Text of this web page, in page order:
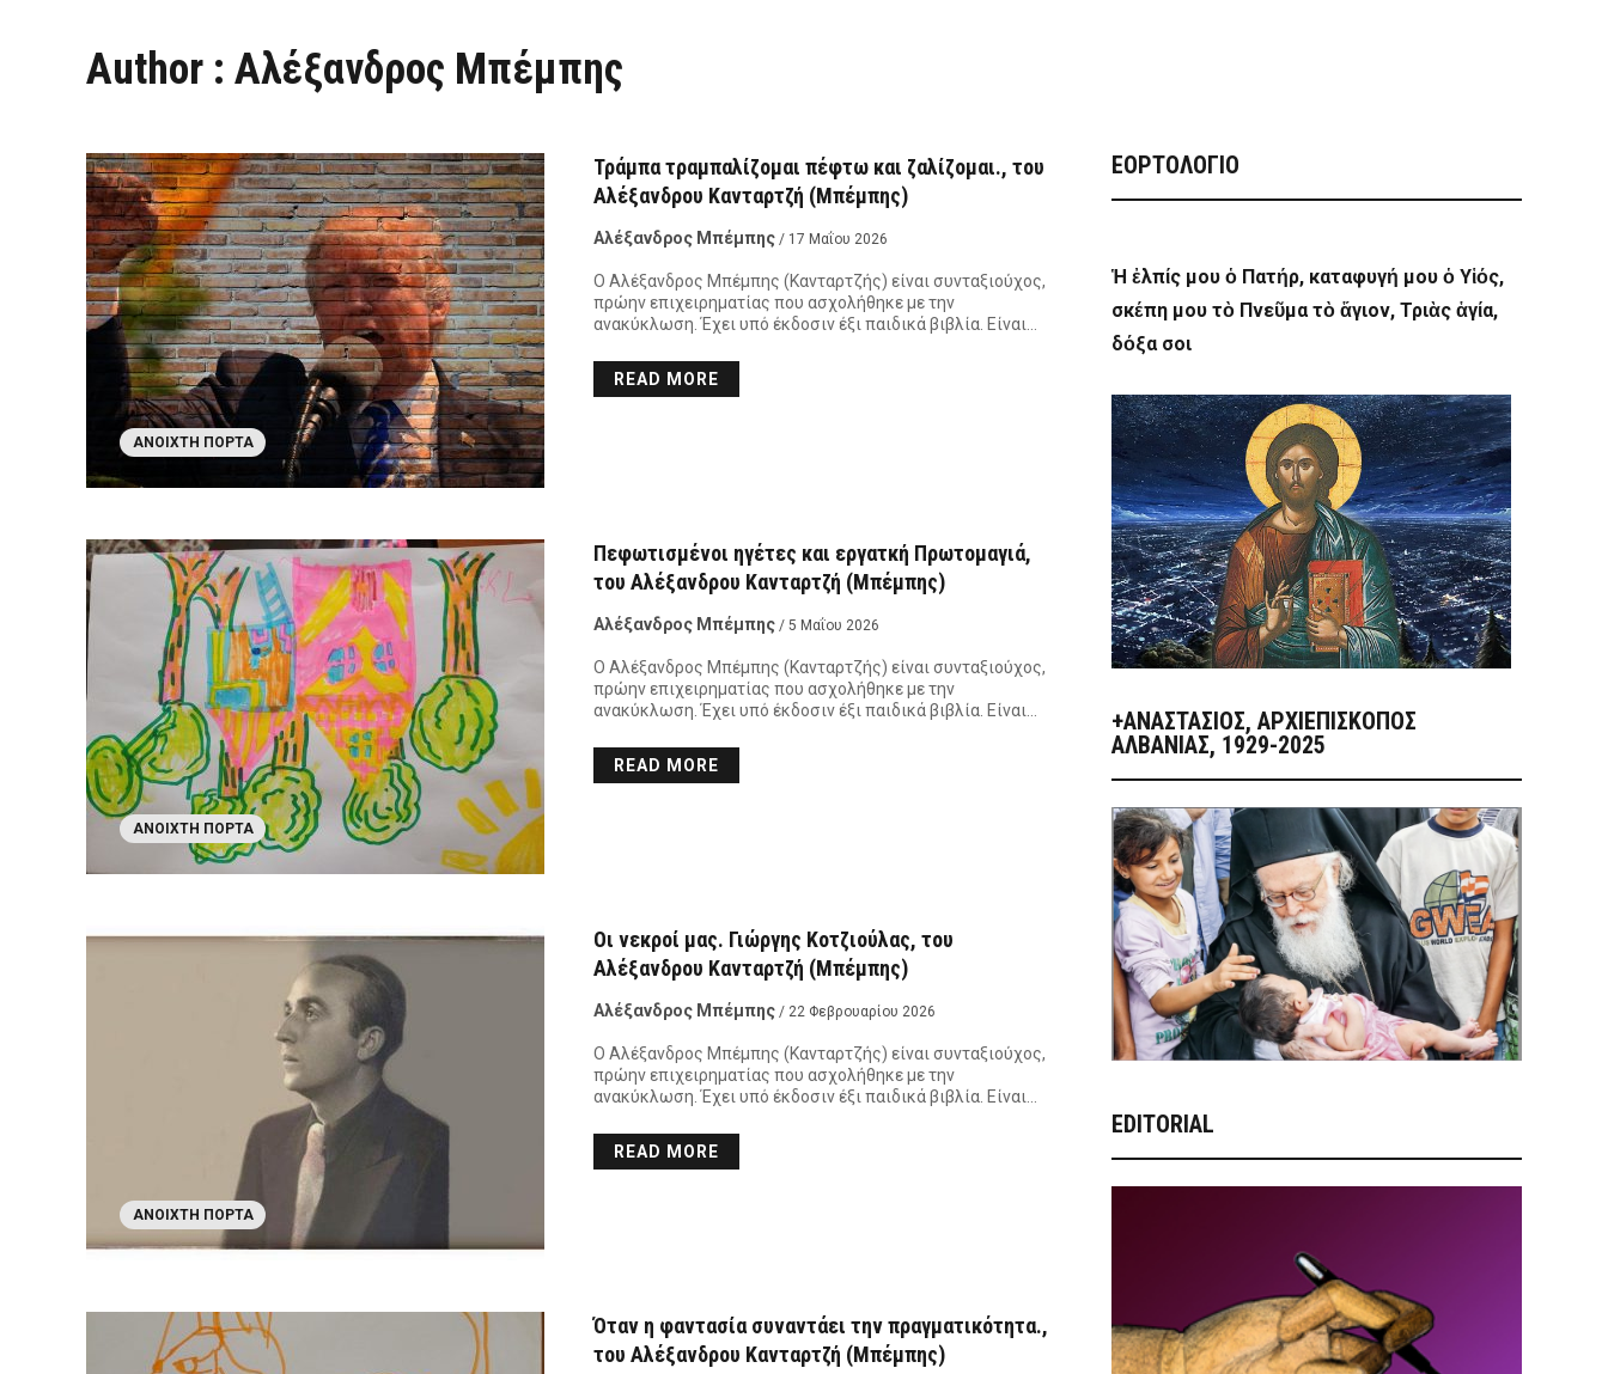
Author : Αλέξανδρος Μπέμπης
ΑΝΟΙΧΤΉ ΠΌΡΤΑ
Τράμπα τραμπαλίζομαι πέφτω και ζαλίζομαι., του
Αλέξανδρου Κανταρτζή (Μπέμπης)
Αλέξανδρος Μπέμπης / 17 Μαΐου 2026
Ο Αλέξανδρος Μπέμπης (Κανταρτζής) είναι συνταξιούχος,
πρώην επιχειρηματίας που ασχολήθηκε με την
ανακύκλωση. Έχει υπό έκδοσιν έξι παιδικά βιβλία. Είναι…
READ MORE
ΑΝΟΙΧΤΉ ΠΌΡΤΑ
Πεφωτισμένοι ηγέτες και εργατκή Πρωτομαγιά,
του Αλέξανδρου Κανταρτζή (Μπέμπης)
Αλέξανδρος Μπέμπης / 5 Μαΐου 2026
Ο Αλέξανδρος Μπέμπης (Κανταρτζής) είναι συνταξιούχος,
πρώην επιχειρηματίας που ασχολήθηκε με την
ανακύκλωση. Έχει υπό έκδοσιν έξι παιδικά βιβλία. Είναι…
READ MORE
ΑΝΟΙΧΤΉ ΠΌΡΤΑ
Οι νεκροί μας. Γιώργης Κοτζιούλας, του
Αλέξανδρου Κανταρτζή (Μπέμπης)
Αλέξανδρος Μπέμπης / 22 Φεβρουαρίου 2026
Ο Αλέξανδρος Μπέμπης (Κανταρτζής) είναι συνταξιούχος,
πρώην επιχειρηματίας που ασχολήθηκε με την
ανακύκλωση. Έχει υπό έκδοσιν έξι παιδικά βιβλία. Είναι…
READ MORE
Όταν η φαντασία συναντάει την πραγματικότητα.,
του Αλέξανδρου Κανταρτζή (Μπέμπης)
ΕΟΡΤΟΛΟΓΙΟ
Ἡ ἐλπίς μου ὁ Πατήρ, καταφυγή μου ὁ Υἱός,
σκέπη μου τὸ Πνεῦμα τὸ ἅγιον, Τριὰς ἁγία,
δόξα σοι
+ΑΝΑΣΤΆΣΙΟΣ, ΑΡΧΙΕΠΊΣΚΟΠΟΣ
ΑΛΒΑΝΊΑΣ, 1929-2025
EDITORIAL